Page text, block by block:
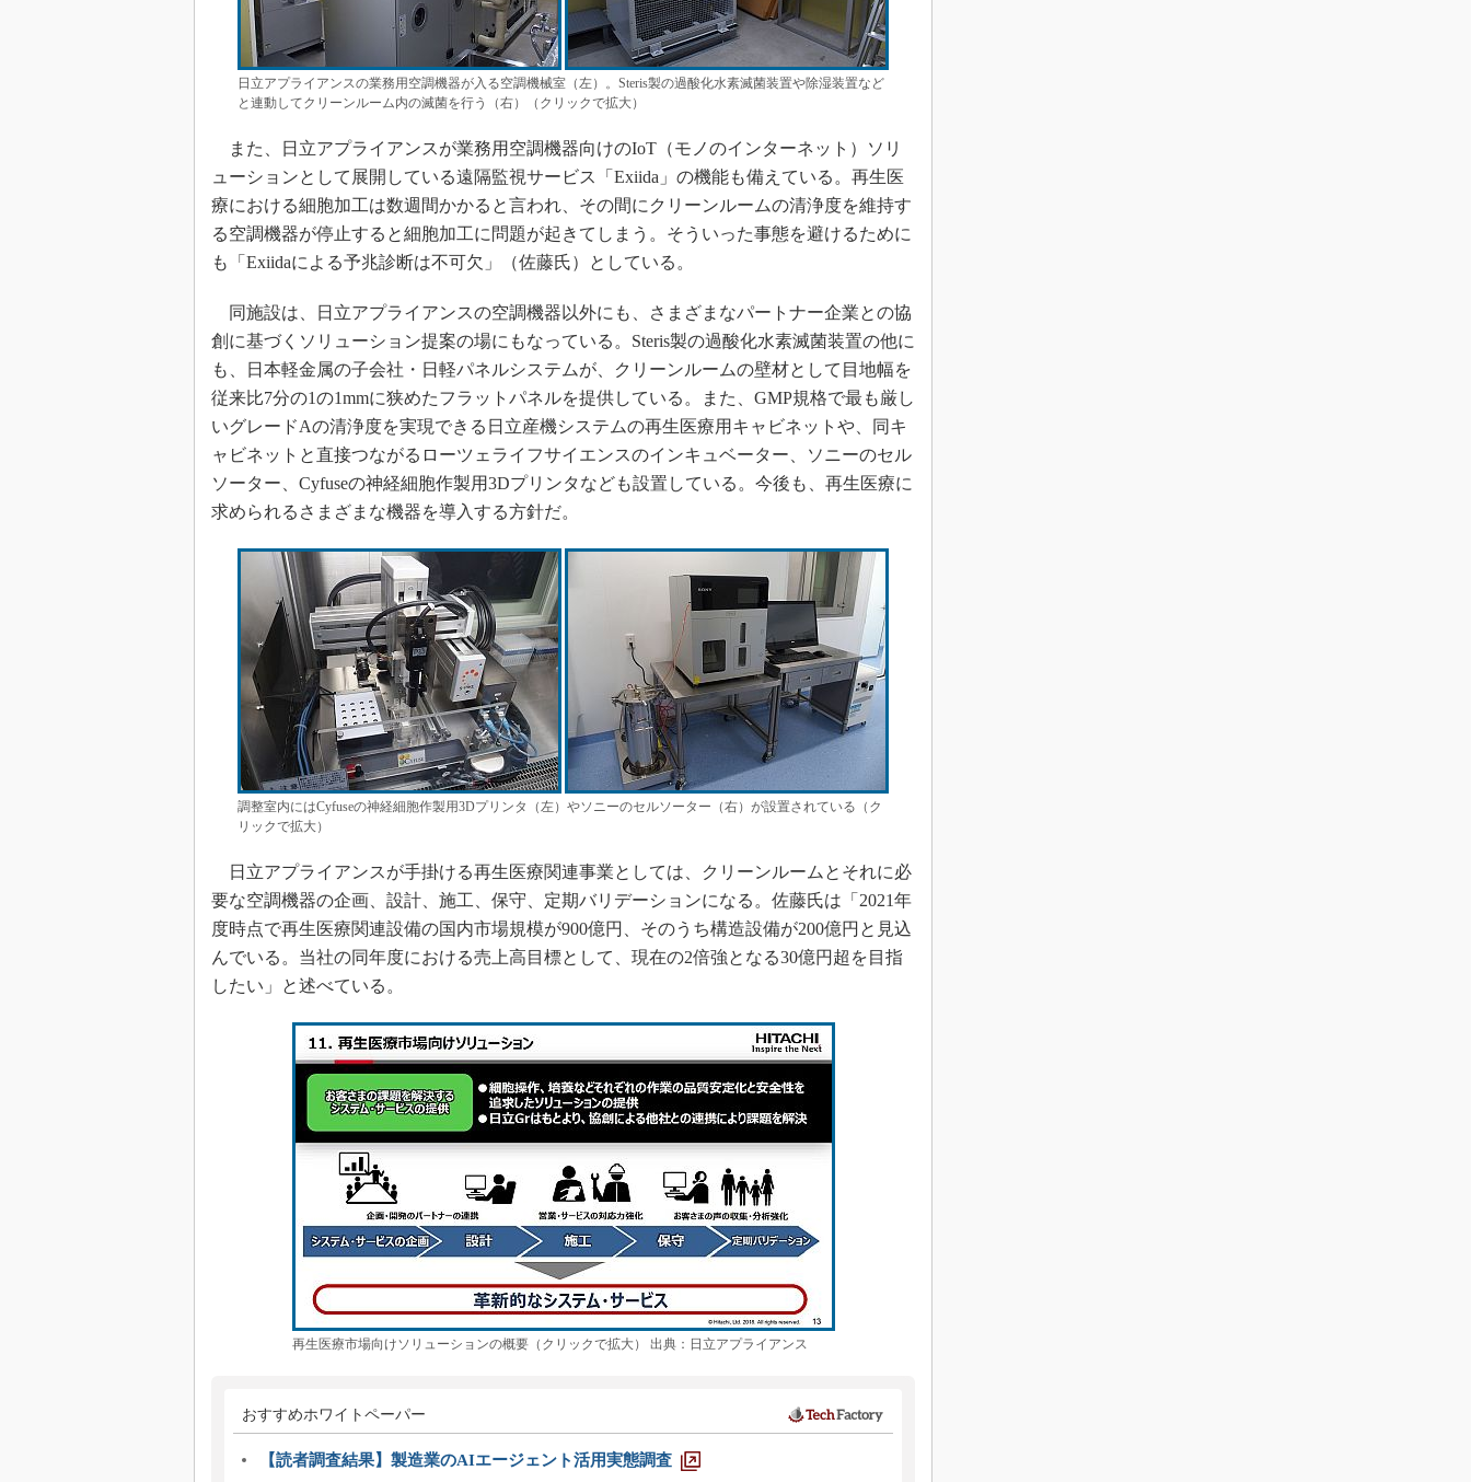
日立アプライアンスの業務用空調機器が入る空調機械室（左）。Steris製の過酸化水素滅菌装置や除湿装置など
と連動してクリーンルーム内の滅菌を行う（右）（クリックで拡大）
また、日立アプライアンスが業務用空調機器向けのIoT（モノのインターネット）ソリ
ューションとして展開している遠隔監視サービス「Exiida」の機能も備えている。再生医
療における細胞加工は数週間かかると言われ、その間にクリーンルームの清浄度を維持す
る空調機器が停止すると細胞加工に問題が起きてしまう。そういった事態を避けるために
も「Exiidaによる予兆診断は不可欠」（佐藤氏）としている。
同施設は、日立アプライアンスの空調機器以外にも、さまざまなパートナー企業との協
創に基づくソリューション提案の場にもなっている。Steris製の過酸化水素滅菌装置の他に
も、日本軽金属の子会社・日軽パネルシステムが、クリーンルームの壁材として目地幅を
従来比7分の1の1mmに狭めたフラットパネルを提供している。また、GMP規格で最も厳し
いグレードAの清浄度を実現できる日立産機システムの再生医療用キャビネットや、同キ
ャビネットと直接つながるローツェライフサイエンスのインキュベーター、ソニーのセル
ソーター、Cyfuseの神経細胞作製用3Dプリンタなども設置している。今後も、再生医療に
求められるさまざまな機器を導入する方針だ。
調整室内にはCyfuseの神経細胞作製用3Dプリンタ（左）やソニーのセルソーター（右）が設置されている（ク
リックで拡大）
日立アプライアンスが手掛ける再生医療関連事業としては、クリーンルームとそれに必
要な空調機器の企画、設計、施工、保守、定期バリデーションになる。佐藤氏は「2021年
度時点で再生医療関連設備の国内市場規模が900億円、そのうち構造設備が200億円と見込
んでいる。当社の同年度における売上高目標として、現在の2倍強となる30億円超を目指
したい」と述べている。
再生医療市場向けソリューションの概要（クリックで拡大） 出典：日立アプライアンス
おすすめホワイトペーパー
【読者調査結果】製造業のAIエージェント活用実態調査